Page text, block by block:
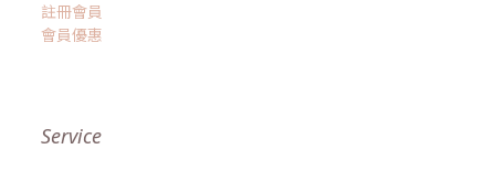
註冊會員
會員優惠
Service